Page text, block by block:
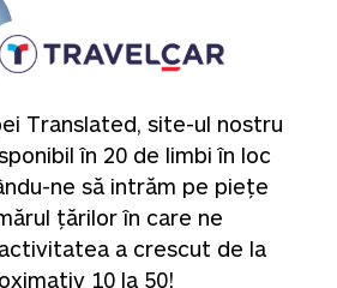
Translated, site-ul nostru
în 20 de limbi în loc
ne să intrăm pe piețe
țărilor în care ne
a crescut de la
10 la 50!